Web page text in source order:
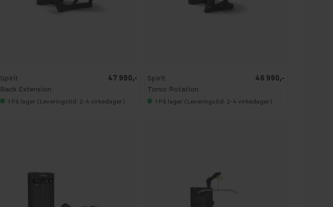
Spirit
Back Extension
47 990,-
1 På lager (Leveringstid: 2-4 virkedager)
Spirit
Torso Rotation
46 990,-
1 På lager (Leveringstid: 2-4 virkedager)